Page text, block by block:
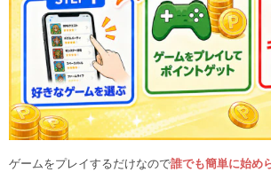
ゲームをプレイするだけなので誰でも簡単に始め